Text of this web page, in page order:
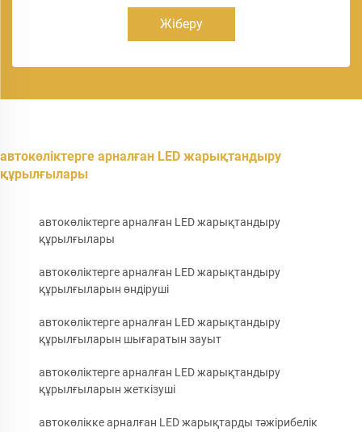
Жіберу
автокөліктерге арналған LED жарықтандыру
құрылғылары
автокөліктерге арналған LED жарықтандыру
құрылғылары
автокөліктерге арналған LED жарықтандыру
құрылғыларын өндіруші
автокөліктерге арналған LED жарықтандыру
құрылғыларын шығаратын зауыт
автокөліктерге арналған LED жарықтандыру
құрылғыларын жеткізуші
автокөлікке арналған LED жарықтарды тәжірибелік